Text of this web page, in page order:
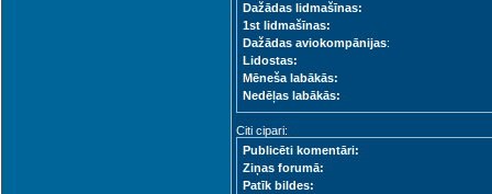
Dažādas lidmašīnas:
1st lidmašīnas:
Dažādas aviokompānijas:
Lidostas:
Mēneša labākās:
Nedēļas labākās:
Citi cipari:
Publicēti komentāri:
Ziņas forumā:
Patīk bildes: